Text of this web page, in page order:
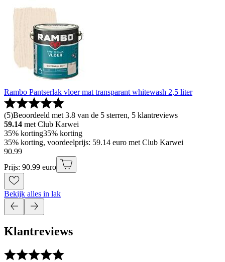
Rambo Pantserlak vloer mat transparant whitewash 2,5 liter
(5)Beoordeeld met 3.8 van de 5 sterren, 5 klantreviews
59.14 met Club Karwei
35% korting35% korting
35% korting, voordeelprijs: 59.14 euro met Club Karwei
90.99
Prijs: 90.99 euro
Bekijk alles in lak
Klantreviews